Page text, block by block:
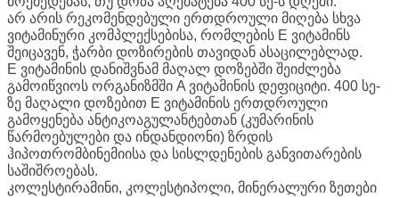
არ არის რეკომენდებული ერთდროული მიღება სხვა
ვიტამინური კომპლექსებისა, რომლების E ვიტამინს
შეიცავენ, ჭარბი დოზირების თავიდან ასაცილებლად.
E ვიტამინის დანიშვნამ მაღალ დოზებში შეიძლება
გამოიწვიოს ორგანიზმში A ვიტამინის დეფიციტი. 400 სე-
ზე მაღალი დოზებით E ვიტამინის ერთდროული
გამოყენება ანტიკოაგულანტებთან (კუმარინის
წარმოებულები და ინდანდიონი) ზრდის
ჰიპოთრომბინემიისა და სისლდენების განვითარების
საშიშროებას.
კოლესტირამინი, კოლესტიპოლი, მინერალური ზეთები